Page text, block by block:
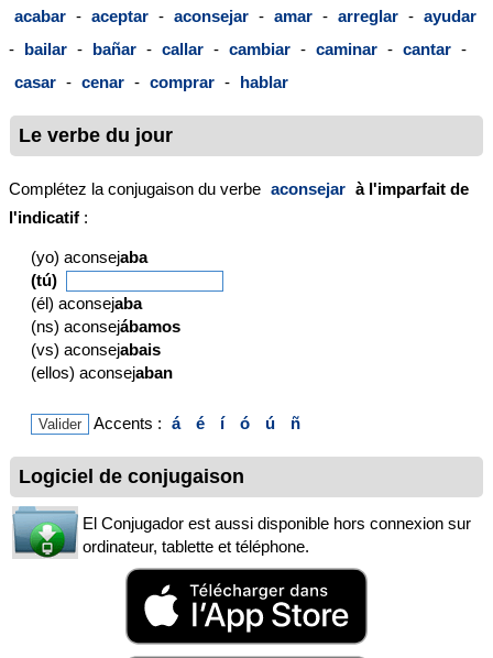
acabar - aceptar - aconsejar - amar - arreglar - ayudar
- bailar - bañar - callar - cambiar - caminar - cantar -
casar - cenar - comprar - hablar
Le verbe du jour
Complétez la conjugaison du verbe aconsejar à l'imparfait de
l'indicatif :
(yo) aconsejaba
(tú)
(él) aconsejaba
(ns) aconsejábamos
(vs) aconsejabais
(ellos) aconsejaban
Accents : á é í ó ú ñ
Logiciel de conjugaison
El Conjugador est aussi disponible hors connexion sur
ordinateur, tablette et téléphone.